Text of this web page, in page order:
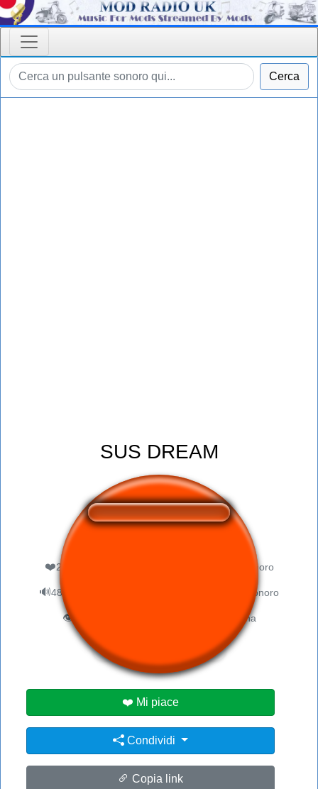
Cerca
SUS DREAM
❤️219 agli utenti è piaciuto questo pulsante sonoro
🔊485 utenti hanno ascoltato questo pulsante sonoro
👁️1764 utenti hanno visitato questa pagina
#dr #sus
❤️ Mi piace
Condividi
Copia link